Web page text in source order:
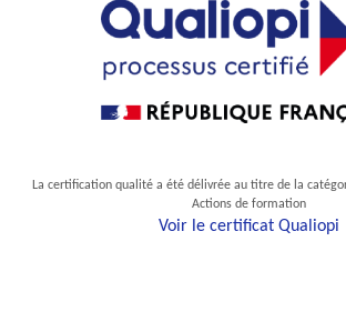
La certification qualité a été délivrée au titre de la
Actions de formation
Voir le certificat Qualiopi